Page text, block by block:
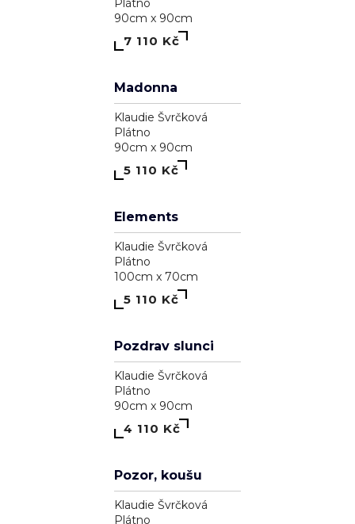
Klaudie Švrčková
Plátno
80cm x 100cm
10 110 Kč
Poupě
Klaudie Švrčková
90cm x 90cm